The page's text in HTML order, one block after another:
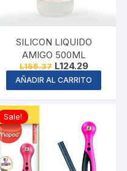
SILICON LIQUIDO
AMIGO 500ML
L155.37 Original
price
was:
L155.37.
L124.29Current
price
is:
L124.29.
AÑADIR AL CARRITO
Sale!